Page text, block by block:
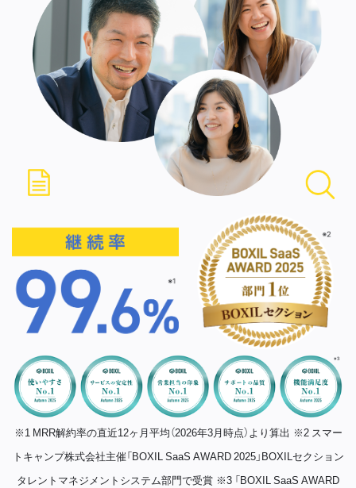
※1 MRR解約率の直近12ヶ月平均（2026年3月時点）より算出 ※2 スマー
トキャンプ株式会社主催「BOXIL SaaS AWARD 2025」BOXILセクション
タレントマネジメントシステム部門で受賞 ※3 「BOXIL SaaS AWARD